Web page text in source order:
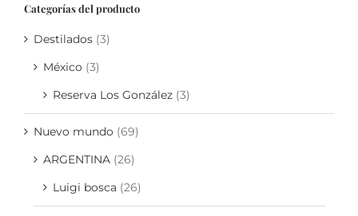
Categorías del producto
Destilados (3)
México (3)
Reserva Los González (3)
Nuevo mundo (69)
ARGENTINA (26)
Luigi bosca (26)